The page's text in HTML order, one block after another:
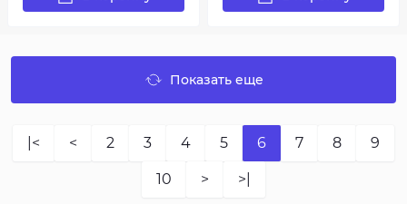
Показать еще
|< < 2 3 4 5 6 7 8 9
10 > >|